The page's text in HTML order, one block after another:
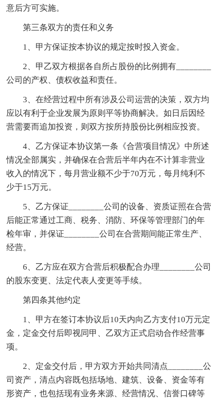
意后方可实施。
第三条双方的责任和义务
1、甲方保证按本协议的规定按时投入资金。
2、甲乙双方根据各自所占股份的比例拥有________
公司的产权、债权收益和责任。
3、在经营过程中所有涉及公司运营的决策，双方均
应以有利于企业发展为原则平等协商解决。如日后因经
营需要而追加投资，则双方按所持股份比例相应投资。
4、乙方保证本协议第一条《合营项目情况》中所述
情况全部属实，并确保在合营后半年内在不计算非营业
收入的情况下，每月营业额不少于70万元，每月纯利不
少于15万元。
5、乙方保证________公司的设备、资质证照在合营
后能正常通过工商、税务、消防、环保等管理部门的年
检年审，并保证________公司在合营期间能正常生产、
经营。
6、乙方应在双方合营后积极配合办理________公司
的股东变更、法定代表人变更等手续。
第四条其他约定
1、甲方在签订本协议后10天内向乙方支付10万元定
金，定金交付后即视同甲、乙双方正式启动合作经营事
项。
2、定金交付后，甲方双方开始共同清点________公
司资产，清点内容既包括场地、建筑、设备、资金等有
形资产，也包括现有业务来源、经营情况、信誉口碑等